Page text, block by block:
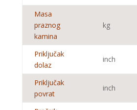
Masa
praznog
kamina
kg
Priključak
dolaz
inch
Priključak
povrat
inch